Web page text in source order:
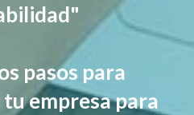
pasos para
empresa para